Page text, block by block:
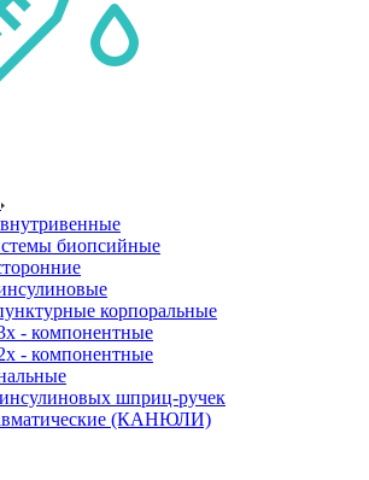
биопсийные
корпоральные
- компонентные
- компонентные
шприц-ручек
(КАНЮЛИ)